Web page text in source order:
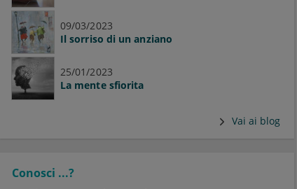
09/03/2023
Il sorriso di un anziano
25/01/2023
La mente sfiorita
Vai ai blog
Conosci ...?